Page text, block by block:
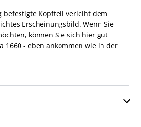
befestigte Kopfteil verleiht dem
Erscheinungsbild. Wenn Sie
können Sie sich hier gut
1660 - eben ankommen wie in der